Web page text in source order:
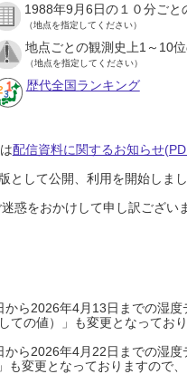
1988年9月6日の１０分ごと
（地点を指定してください）
地点ごとの観測史上1～10
（地点を指定してください）
歴代全国ランキング
配信資料に関するお知らせ
して公開、利用を開始しま
惑をおかけして申し訳ござい
ら2026年4月13日までの湿
の値）」も変更となってお
ら2026年4月22日までの湿
変更となっておりますので